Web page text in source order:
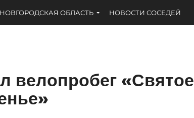
НОВГОРОДСКАЯ ОБЛАСТЬ НОВОСТИ СОСЕДЕЙ
велопробег «Святое